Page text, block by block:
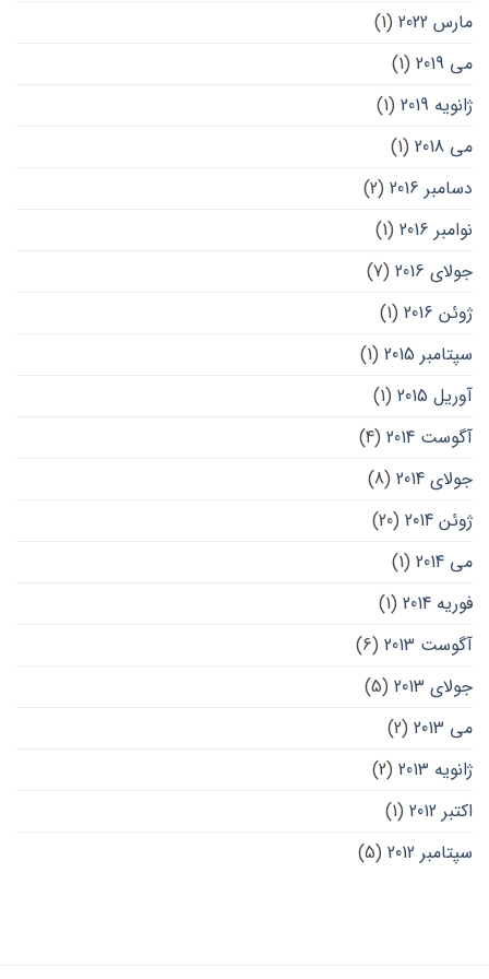
مارس 2022
(1)
می 2019
(1)
ژانویه 2019
(1)
می 2018
(1)
دسامبر 2016
(2)
نوامبر 2016
(1)
جولای 2016
(7)
ژوئن 2016
(1)
سپتامبر 2015
(1)
آوریل 2015
(1)
آگوست 2014
(4)
جولای 2014
(8)
ژوئن 2014
(20)
می 2014
(1)
فوریه 2014
(1)
آگوست 2013
(6)
جولای 2013
(5)
می 2013
(2)
ژانویه 2013
(2)
اکتبر 2012
(1)
سپتامبر 2012
(5)